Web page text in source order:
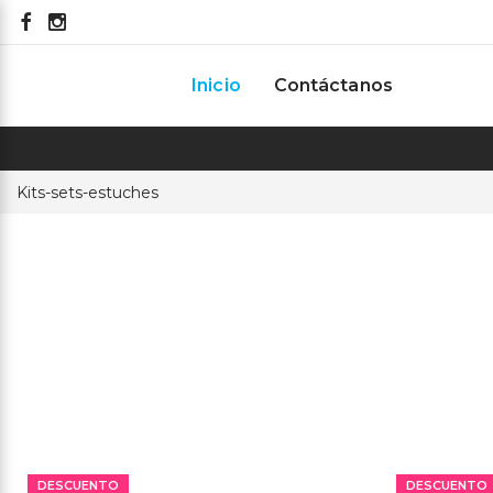
Inicio Contáctanos
Kits-sets-estuches
DESCUENTO DESCUENTO